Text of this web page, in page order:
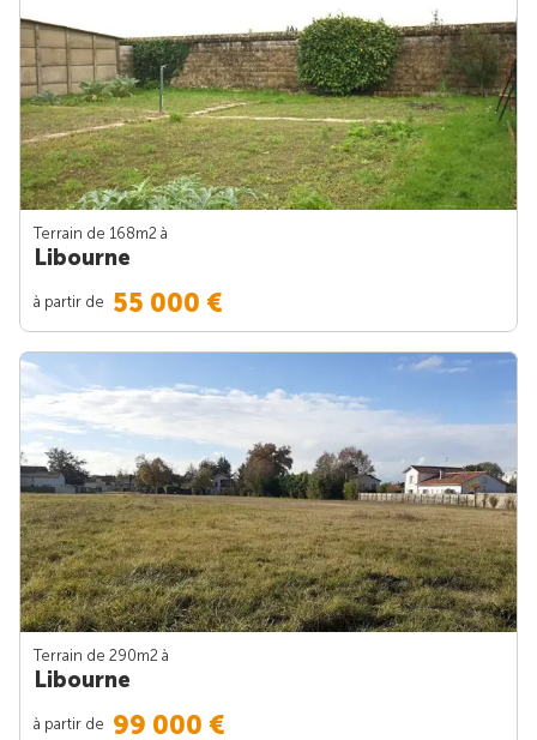
Terrain de 168m2 à
Libourne
à partir de 55 000 €
Terrain de 290m2 à
Libourne
à partir de 99 000 €